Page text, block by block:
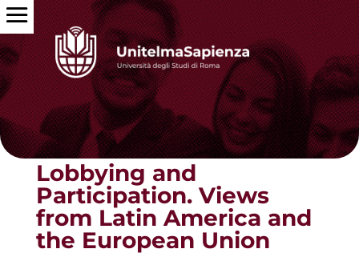
Torna alle news
Lobbying and
Participation. Views
from Latin America and
the European Union